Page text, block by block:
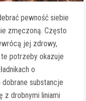
pewność siebie
zmęczoną. Często
jej zdrowy,
te potrzeby okazuje
o
dobrane substancje
z drobnymi liniami